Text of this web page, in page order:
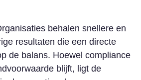
behalen snellere en
resultaten die een directe
de balans. Hoewel compliance
blijft, ligt de